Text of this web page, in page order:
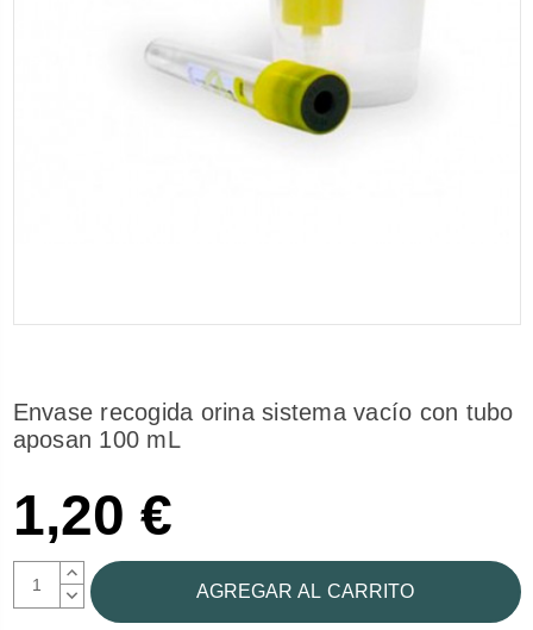
Envase recogida orina sistema vacío con tubo
aposan 100 mL
1,20 €
AUMENTAR
CANTIDAD:
DISMINUIR
CANTIDAD: